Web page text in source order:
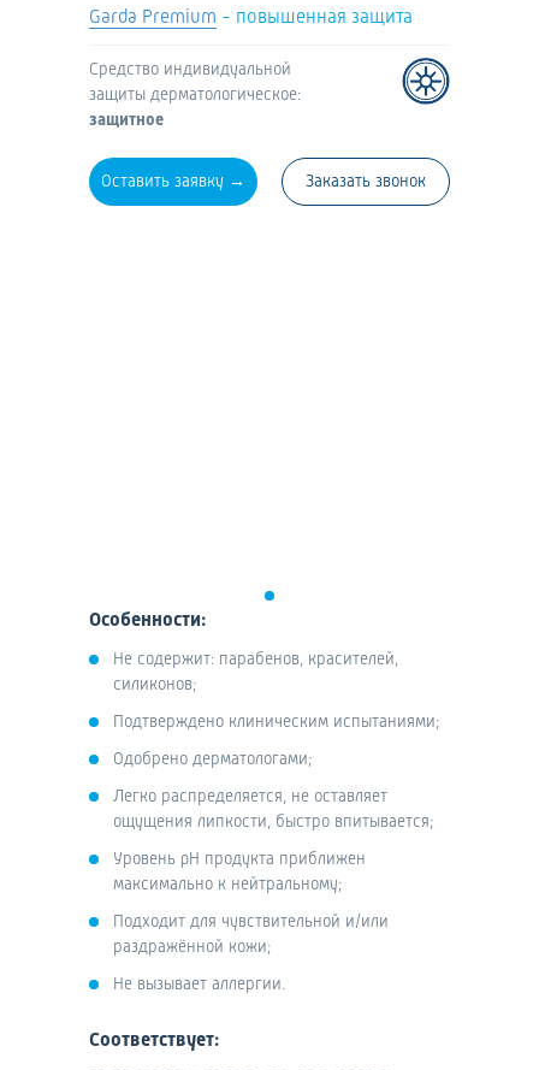
Средство индивидуальной
защиты дерматологическое:
защитное
Особенности:
Не содержит: парабенов, красителей,
силиконов;
Оставить заявку → Заказать звонок
Соответствует:
Подтверждено клиническим испытаниями;
Одобрено дерматологами;
Легко распределяется, не оставляет
ощущения липкости, быстро впитывается;
Уровень pH продукта приближен
максимально к нейтральному;
Подходит для чувствительной и/или
раздражённой кожи;
Не вызывает аллергии.
Garda Premium - повышенная защита